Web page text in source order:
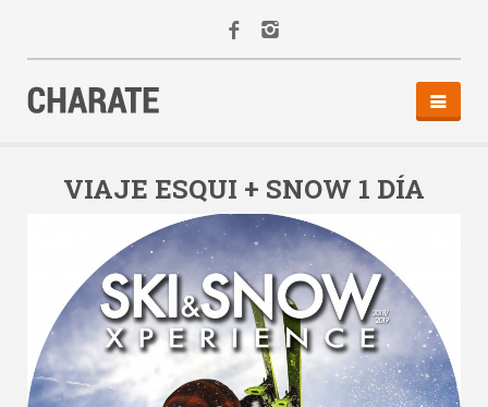
AGENDA
EQUIPO
CONTACTO
VIAJE ESQUI + SNOW 1 DÍA